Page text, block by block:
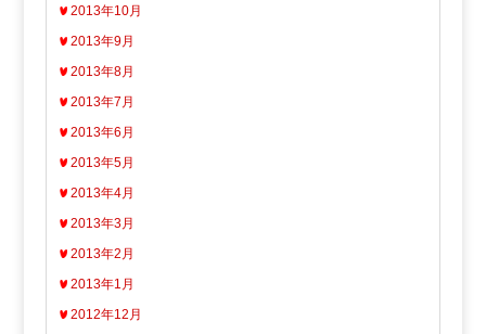
2013年10月
2013年9月
2013年8月
2013年7月
2013年6月
2013年5月
2013年4月
2013年3月
2013年2月
2013年1月
2012年12月